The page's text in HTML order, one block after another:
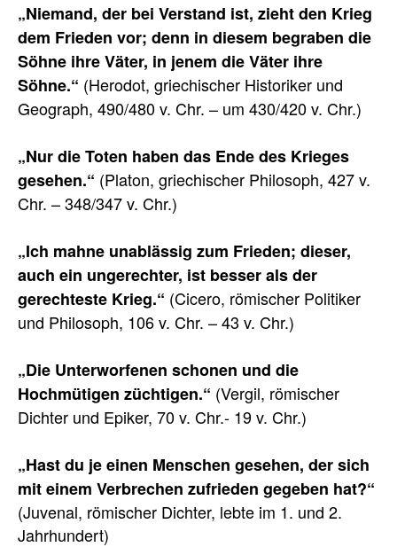
„Niemand, der bei Verstand ist, zieht den Krieg
dem Frieden vor; denn in diesem begraben die
Söhne ihre Väter, in jenem die Väter ihre
Söhne.“ (Herodot, griechischer Historiker und
Geograph, 490/480 v. Chr. – um 430/420 v. Chr.)
„Nur die Toten haben das Ende des Krieges
gesehen.“ (Platon, griechischer Philosoph, 427 v.
Chr. – 348/347 v. Chr.)
„Ich mahne unablässig zum Frieden; dieser,
auch ein ungerechter, ist besser als der
gerechteste Krieg.“ (Cicero, römischer Politiker
und Philosoph, 106 v. Chr. – 43 v. Chr.)
„Die Unterworfenen schonen und die
Hochmütigen züchtigen.“ (Vergil, römischer
Dichter und Epiker, 70 v. Chr.- 19 v. Chr.)
„Hast du je einen Menschen gesehen, der sich
mit einem Verbrechen zufrieden gegeben hat?“
(Juvenal, römischer Dichter, lebte im 1. und 2.
Jahrhundert)